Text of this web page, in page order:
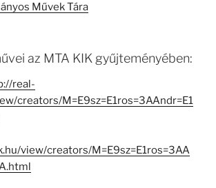
Művek Tára
az MTA KIK gyűjteményében:
real-
creators/M=E9sz=E1ros=3AAndr=E1
view/creators/M=E9sz=E1ros=3AA